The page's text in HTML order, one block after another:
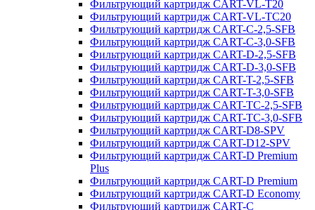
Фильтрующий картридж CART-VL-T20
Фильтрующий картридж CART-VL-TC20
Фильтрующий картридж CART-C-2,5-SFB
Фильтрующий картридж CART-C-3,0-SFB
Фильтрующий картридж CART-D-2,5-SFB
Фильтрующий картридж CART-D-3,0-SFB
Фильтрующий картридж CART-T-2,5-SFB
Фильтрующий картридж CART-T-3,0-SFB
Фильтрующий картридж CART-TC-2,5-SFB
Фильтрующий картридж CART-TC-3,0-SFB
Фильтрующий картридж CART-D8-SPV
Фильтрующий картридж CART-D12-SPV
Фильтрующий картридж CART-D Premium
Plus
Фильтрующий картридж CART-D Premium
Фильтрующий картридж CART-D Economy
Фильтрующий картридж CART-C